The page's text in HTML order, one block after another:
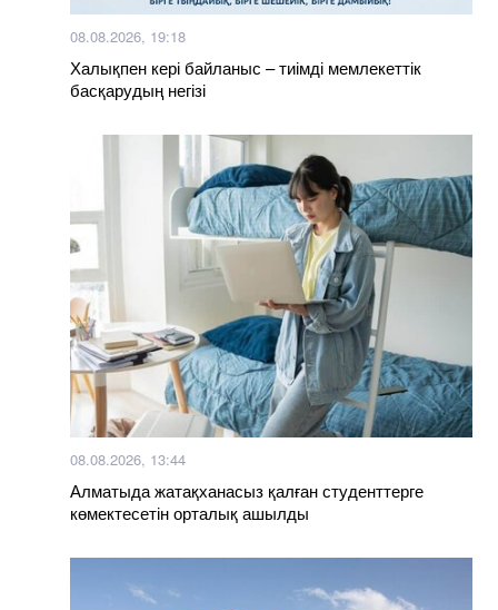
08.08.2026, 19:18
Халықпен кері байланыс – тиімді мемлекеттік
басқарудың негізі
08.08.2026, 13:44
Алматыда жатақханасыз қалған студенттерге
көмектесетін орталық ашылды